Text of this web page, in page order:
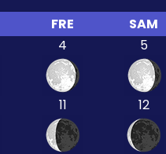
FRE
SAM
4 5
11 12